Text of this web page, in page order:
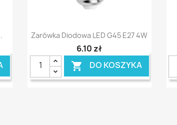
Szybki podgląd
Zarówka Diodowa LED G45 E27 4W
6,10 zł
 DO KOSZYKA